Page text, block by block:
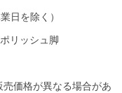
価格が異なる場合があ
日を除く）
リッシュ脚